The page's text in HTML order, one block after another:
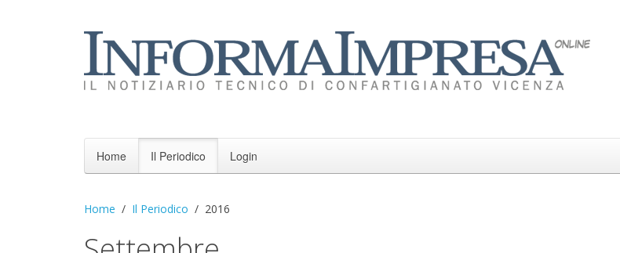
Home Il Periodico Login
Home Il Periodico 2016